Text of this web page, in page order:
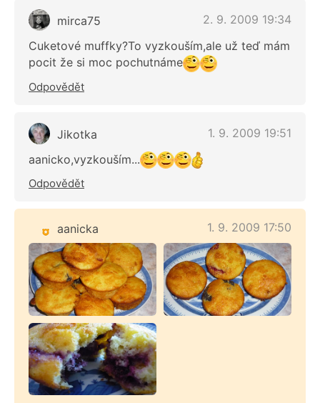
mirca75
2. 9. 2009 19:34
Cuketové muffky?To vyzkouším,ale už teď mám
pocit že si moc pochutnáme
Odpovědět
Jikotka
1. 9. 2009 19:51
aanicko,vyzkouším...
Odpovědět
aanicka 1. 9. 2009 17:50